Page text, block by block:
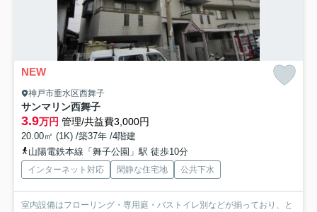
NEW
神戸市垂水区西舞子
サンマリン西舞子
3.9万円 管理/共益費3,000円
20.00㎡ (1K) /築37年 /4階建
山陽電鉄本線「舞子公園」駅 徒歩10分
インターネット対応 閑静な住宅地 公共下水
室内設備はフローリング・専用庭・バストイレ別などが揃っており、と